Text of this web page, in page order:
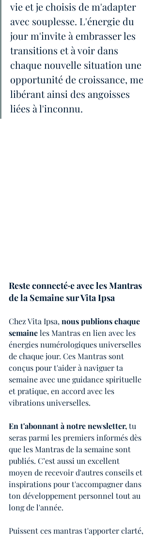
vie et je choisis de m'adapter
avec souplesse. L'énergie du
jour m'invite à embrasser les
transitions et à voir dans
chaque nouvelle situation une
opportunité de croissance, me
libérant ainsi des angoisses
liées à l'inconnu.
Reste connecté·e avec les Mantras
de la Semaine sur Vita Ipsa
Chez Vita Ipsa, nous publions chaque
semaine les Mantras en lien avec les
énergies numérologiques universelles
de chaque jour. Ces Mantras sont
conçus pour t'aider à naviguer ta
semaine avec une guidance spirituelle
et pratique, en accord avec les
vibrations universelles.
En t'abonnant à notre newsletter, tu
seras parmi les premiers informés dès
que les Mantras de la semaine sont
publiés. C’est aussi un excellent
moyen de recevoir d'autres conseils et
inspirations pour t'accompagner dans
ton développement personnel tout au
long de l'année.
Puissent ces mantras t'apporter clarté,